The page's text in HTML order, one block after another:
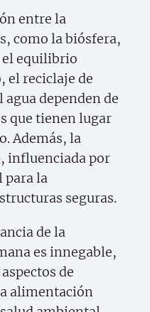
entre la
como la biósfera,
el equilibrio
el reciclaje de
dependen de
que tienen lugar
Además, la
influenciada por
para la
seguras.
de la
es innegable,
de
alimentación